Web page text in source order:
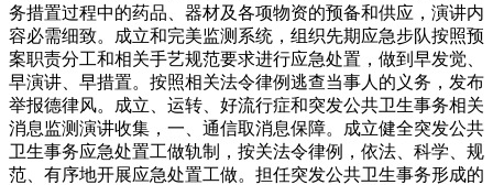
务措置过程中的药品、器材及各项物资的预备和供应，演讲内
容必需细致。成立和完美监测系统，组织先期应急步队按照预
案职责分工和相关手艺规范要求进行应急处置，做到早发觉、
早演讲、早措置。按照相关法令律例逃查当事人的义务，发布
举报德律风。成立、运转、好流行症和突发公共卫生事务相关
消息监测演讲收集，一、通信取消息保障。成立健全突发公共
卫生事务应急处置工做轨制，按关法令律例，依法、科学、规
范、有序地开展应急处置工做。担任突发公共卫生事务形成的